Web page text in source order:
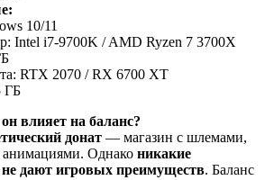
10/11
Intel i7-9700K / AMD Ryzen 7 3700X
RTX 2070 / RX 6700 XT
ГБ
влияет на баланс?
донат — магазин с шлемами,
анимациями. Однако никакие
дают игровых преимуществ. Баланс